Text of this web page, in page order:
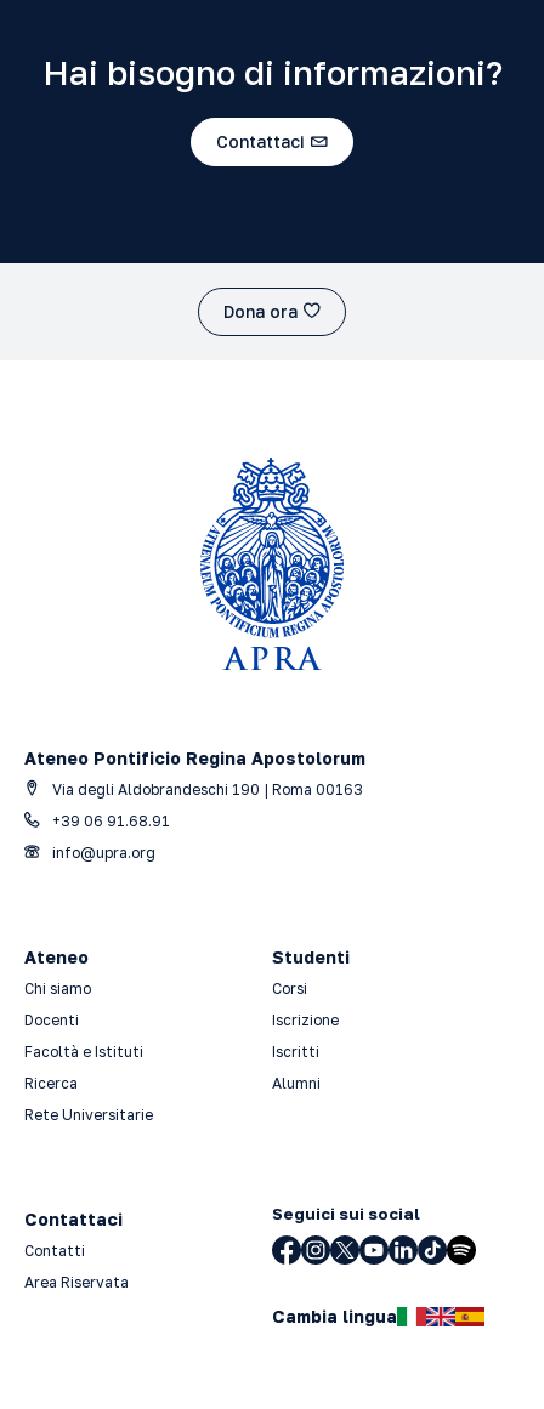
Hai bisogno di informazioni?
Contattaci
Dona ora
Ateneo Pontificio Regina Apostolorum
Via degli Aldobrandeschi 190 | Roma 00163
+39 06 91.68.91
info@upra.org
Ateneo
Chi siamo
Docenti
Facoltà e Istituti
Ricerca
Rete Universitarie
Studenti
Corsi
Iscrizione
Iscritti
Alumni
Contattaci
Contatti
Area Riservata
Seguici sui social
Cambia lingua